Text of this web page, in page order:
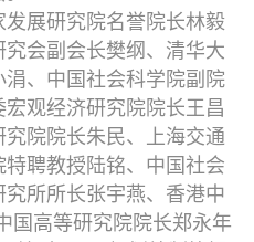
展研究院名誉院长林毅
会副会长樊纲、清华大
、中国社会科学院副院
观经济研究院院长王昌
院院长朱民、上海交通
聘教授陆铭、中国社会
所所长张宇燕、香港中
国高等研究院院长郑永年